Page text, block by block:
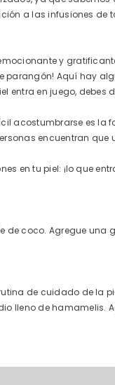
a las infusiones
y
parangón! Aquí hay
entra en juego,
acostumbrarse es
encuentran
en tu piel: ¡lo que
coco. Agregue
de cuidado de la
lleno de hamamelis.